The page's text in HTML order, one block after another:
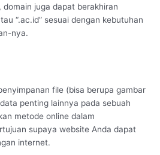
domain juga dapat berakhiran
“.ac.id” sesuai dengan kebutuhan
nya.
file (bisa berupa gambar
penting lainnya pada sebuah
metode online dalam
supaya website Anda dapat
internet.